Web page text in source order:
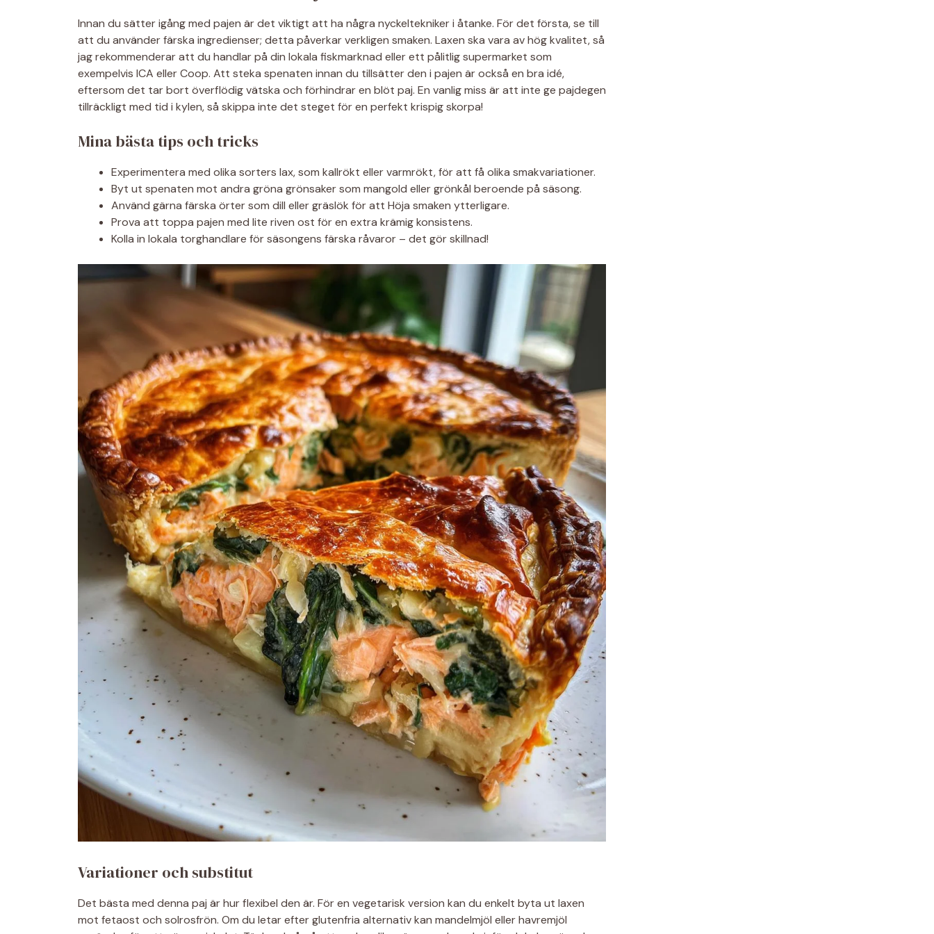
Innan du sätter igång med pajen är det viktigt att ha några nyckeltekniker i åtanke. För det första, se till
att du använder färska ingredienser; detta påverkar verkligen smaken. Laxen ska vara av hög kvalitet, så
jag rekommenderar att du handlar på din lokala fiskmarknad eller ett pålitlig supermarket som
exempelvis ICA eller Coop. Att steka spenaten innan du tillsätter den i pajen är också en bra idé,
eftersom det tar bort överflödig vätska och förhindrar en blöt paj. En vanlig miss är att inte ge pajdegen
tillräckligt med tid i kylen, så skippa inte det steget för en perfekt krispig skorpa!
Mina bästa tips och tricks
Experimentera med olika sorters lax, som kallrökt eller varmrökt, för att få olika smakvariationer.
Byt ut spenaten mot andra gröna grönsaker som mangold eller grönkål beroende på säsong.
Använd gärna färska örter som dill eller gräslök för att Höja smaken ytterligare.
Prova att toppa pajen med lite riven ost för en extra krämig konsistens.
Kolla in lokala torghandlare för säsongens färska råvaror – det gör skillnad!
Variationer och substitut
Det bästa med denna paj är hur flexibel den är. För en vegetarisk version kan du enkelt byta ut laxen
mot fetaost och solrosfrön. Om du letar efter glutenfria alternativ kan mandelmjöl eller havremjöl